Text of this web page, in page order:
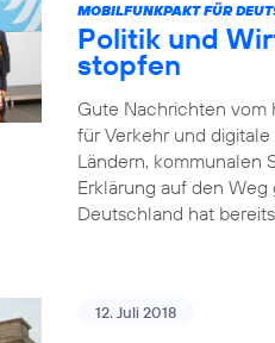
MOBILFUNKPAKT FÜR
Politik und
stopfen
Gute Nachrichten vom
für Verkehr und
Ländern, kommunalen
Erklärung auf den
Deutschland hat
12. Juli 2018